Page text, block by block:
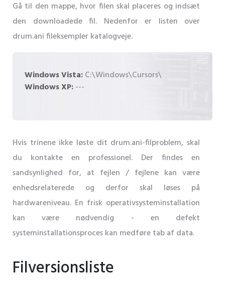
Gå til den mappe, hvor filen skal placeres og indsæt
den downloadede fil. Nedenfor er listen over
drum.ani fileksempler katalogveje.
Windows Vista:C:\Windows\Cursors\
Windows XP:---
Hvis trinene ikke løste dit drum.ani-filproblem, skal
du kontakte en professionel. Der findes en
sandsynlighed for, at fejlen / fejlene kan være
enhedsrelaterede og derfor skal løses på
hardwareniveau. En frisk operativsysteminstallation
kan være nødvendig - en defekt
systeminstallationsproces kan medføre tab af data.
Filversionsliste